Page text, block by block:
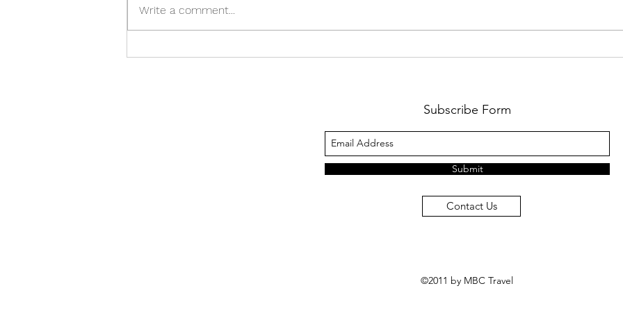
Write a comment...
Subscribe Form
Submit
Contact Us
©2011 by MBC Travel